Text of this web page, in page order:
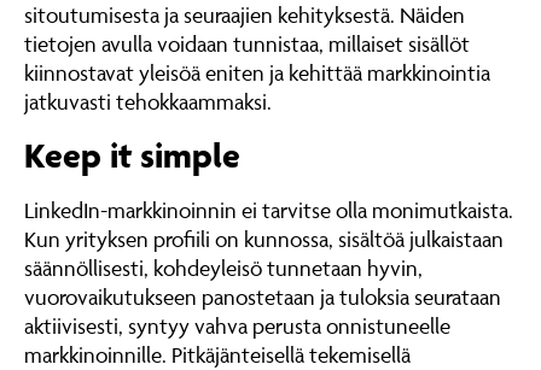
sitoutumisesta ja seuraajien kehityksestä. Näiden
tietojen avulla voidaan tunnistaa, millaiset sisällöt
kiinnostavat yleisöä eniten ja kehittää markkinointia
jatkuvasti tehokkaammaksi.
Keep it simple
LinkedIn-markkinoinnin ei tarvitse olla monimutkaista.
Kun yrityksen profiili on kunnossa, sisältöä julkaistaan
säännöllisesti, kohdeyleisö tunnetaan hyvin,
vuorovaikutukseen panostetaan ja tuloksia seurataan
aktiivisesti, syntyy vahva perusta onnistuneelle
markkinoinnille. Pitkäjänteisellä tekemisellä